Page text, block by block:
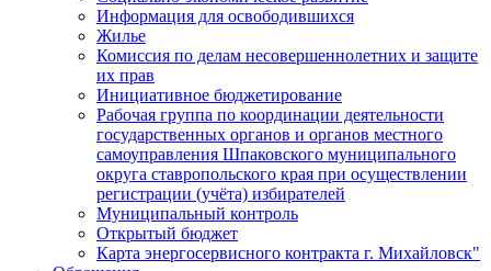
Информация для освободившихся
Жилье
Комиссия по делам несовершеннолетних и защите
их прав
Инициативное бюджетирование
Рабочая группа по координации деятельности
государственных органов и органов местного
самоуправления Шпаковского муниципального
округа ставропольского края при осуществлении
регистрации (учёта) избирателей
Муниципальный контроль
Открытый бюджет
Карта энергосервисного контракта г. Михайловск"